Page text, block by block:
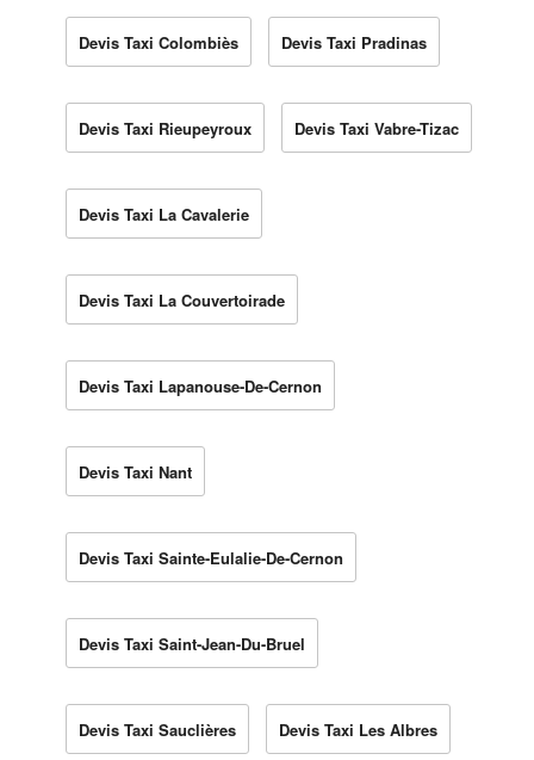
Devis Taxi Colombiès Devis Taxi Pradinas
Devis Taxi Rieupeyroux Devis Taxi Vabre-Tizac
Devis Taxi La Cavalerie
Devis Taxi La Couvertoirade
Devis Taxi Lapanouse-De-Cernon
Devis Taxi Nant
Devis Taxi Sainte-Eulalie-De-Cernon
Devis Taxi Saint-Jean-Du-Bruel
Devis Taxi Sauclières Devis Taxi Les Albres